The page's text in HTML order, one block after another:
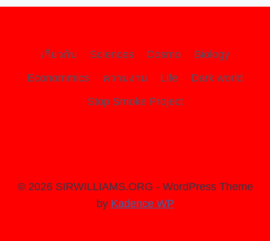
เกี่ยวกับ Sciences Cosmo
Biology
Econommics
ความงาม Life
Dark world
Stop Smoke Project
© 2026 SIRWILLIAMS.ORG - WordPress Theme
by Kadence WP